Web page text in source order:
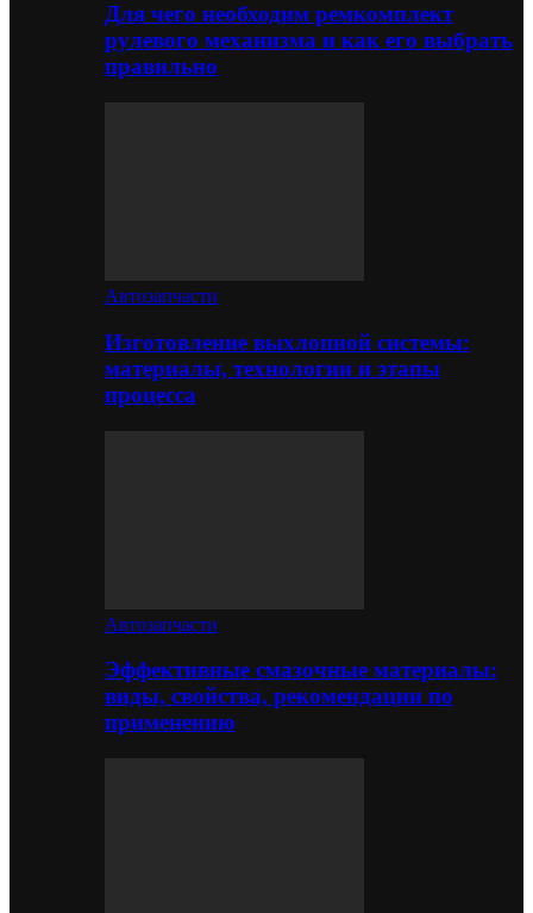
Для чего необходим ремкомплект
рулевого механизма и как его выбрать
правильно
Автозапчасти
Изготовление выхлопной системы:
материалы, технологии и этапы
процесса
Автозапчасти
Эффективные смазочные материалы:
виды, свойства, рекомендации по
применению